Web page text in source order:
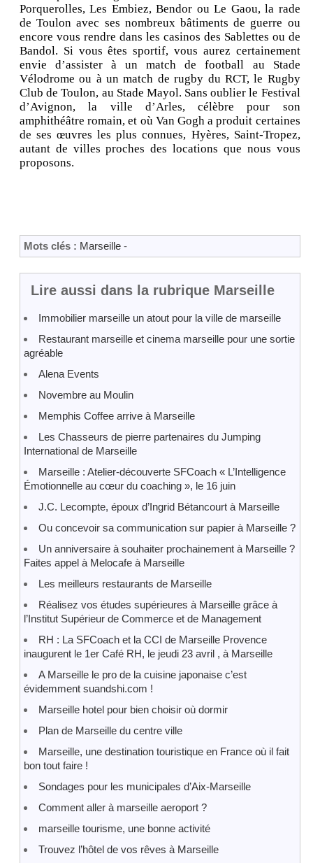
Porquerolles, Les Embiez, Bendor ou Le Gaou, la rade
de Toulon avec ses nombreux bâtiments de guerre ou
encore vous rendre dans les casinos des Sablettes ou de
Bandol. Si vous êtes sportif, vous aurez certainement
envie d’assister à un match de football au Stade
Vélodrome ou à un match de rugby du RCT, le Rugby
Club de Toulon, au Stade Mayol. Sans oublier le Festival
d’Avignon, la ville d’Arles, célèbre pour son
amphithéâtre romain, et où Van Gogh a produit certaines
de ses œuvres les plus connues, Hyères, Saint-Tropez,
autant de villes proches des locations que nous vous
proposons.
Mots clés : Marseille -
Lire aussi dans la rubrique Marseille
Immobilier marseille un atout pour la ville de marseille
Restaurant marseille et cinema marseille pour une sortie
agréable
Alena Events
Novembre au Moulin
Memphis Coffee arrive à Marseille
Les Chasseurs de pierre partenaires du Jumping
International de Marseille
Marseille : Atelier-découverte SFCoach « L’Intelligence
Émotionnelle au cœur du coaching », le 16 juin
J.C. Lecompte, époux d’Ingrid Bétancourt à Marseille
Ou concevoir sa communication sur papier à Marseille ?
Un anniversaire à souhaiter prochainement à Marseille ?
Faites appel à Melocafe à Marseille
Les meilleurs restaurants de Marseille
Réalisez vos études supérieures à Marseille grâce à
l’Institut Supérieur de Commerce et de Management
RH : La SFCoach et la CCI de Marseille Provence
inaugurent le 1er Café RH, le jeudi 23 avril , à Marseille
A Marseille le pro de la cuisine japonaise c’est
évidemment suandshi.com !
Marseille hotel pour bien choisir où dormir
Plan de Marseille du centre ville
Marseille, une destination touristique en France où il fait
bon tout faire !
Sondages pour les municipales d’Aix-Marseille
Comment aller à marseille aeroport ?
marseille tourisme, une bonne activité
Trouvez l’hôtel de vos rêves à Marseille